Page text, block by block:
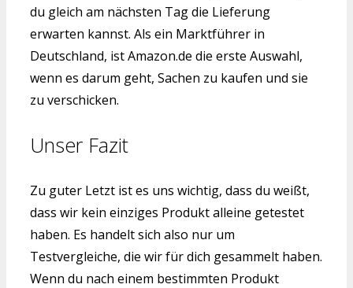
du gleich am nächsten Tag die Lieferung
erwarten kannst. Als ein Marktführer in
Deutschland, ist Amazon.de die erste Auswahl,
wenn es darum geht, Sachen zu kaufen und sie
zu verschicken.
Unser Fazit
Zu guter Letzt ist es uns wichtig, dass du weißt,
dass wir kein einziges Produkt alleine getestet
haben. Es handelt sich also nur um
Testvergleiche, die wir für dich gesammelt haben.
Wenn du nach einem bestimmten Produkt